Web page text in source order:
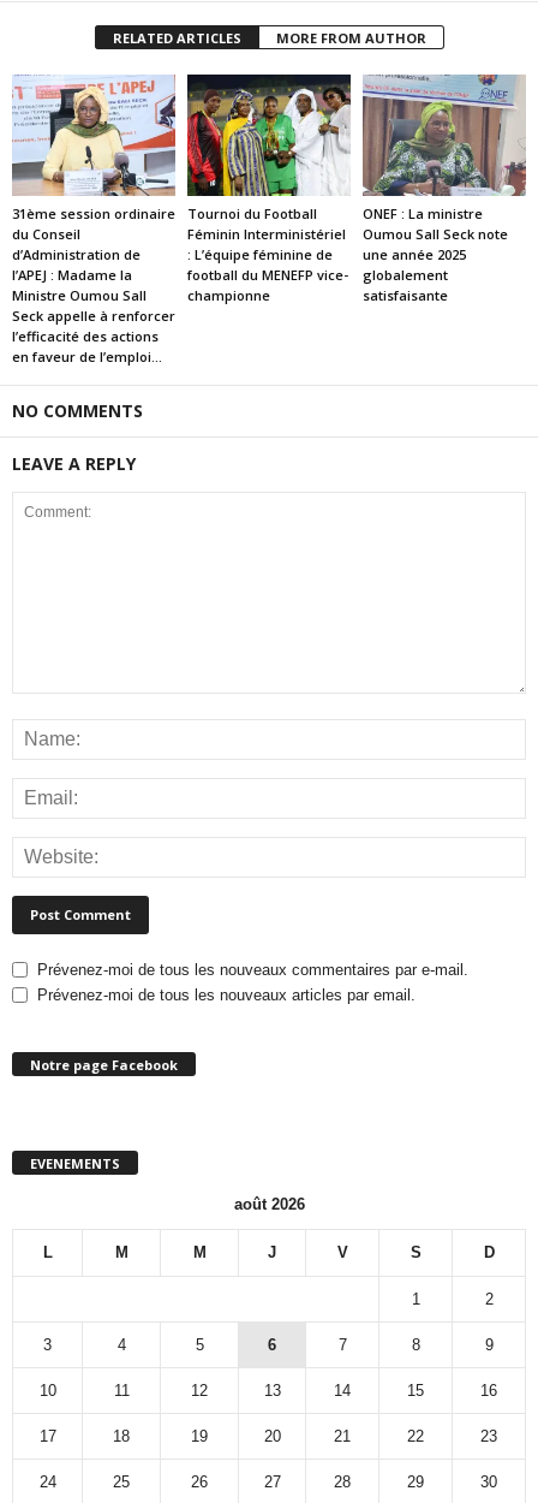
RELATED ARTICLES MORE FROM AUTHOR
31ème session ordinaire
du Conseil
d’Administration de
l’APEJ : Madame la
Ministre Oumou Sall
Seck appelle à renforcer
l’efficacité des actions
en faveur de l’emploi...
Tournoi du Football
Féminin Interministériel
: L’équipe féminine de
football du MENEFP vice-
championne
ONEF : La ministre
Oumou Sall Seck note
une année 2025
globalement
satisfaisante
NO COMMENTS
LEAVE A REPLY
Prévenez-moi de tous les nouveaux commentaires par e-mail.
Prévenez-moi de tous les nouveaux articles par email.
Notre page Facebook
EVENEMENTS
août 2026
L M M J V S D
1 2
3 4 5 6 7 8 9
10 11 12 13 14 15 16
17 18 19 20 21 22 23
24 25 26 27 28 29 30